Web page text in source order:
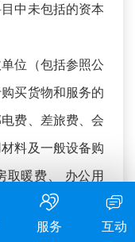
服务 互动
中未包括的资本
位（包括参照公
买货物和服务的
费、差旅费、会
料及一般设备购
取暖费、 办公用
费以及其他费